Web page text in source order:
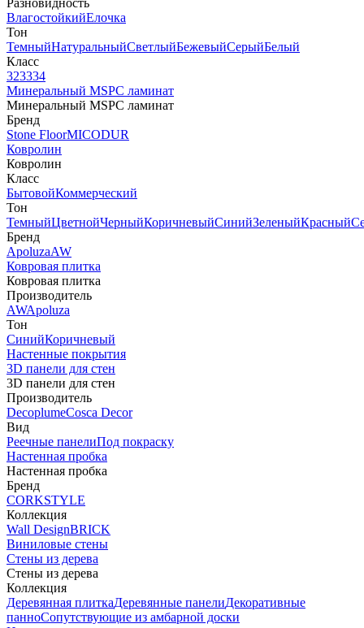
Разновидность
ВлагостойкийЕлочка
Тон
ТемныйНатуральныйСветлыйБежевыйСерыйБелый
Класс
323334
Минеральный MSPC ламинат
Минеральный MSPC ламинат
Бренд
Stone FloorMICODUR
Ковролин
Ковролин
Класс
БытовойКоммерческий
Тон
ТемныйЦветнойЧерныйКоричневыйСинийЗеленыйКрасный
Бренд
ApoluzaAW
Ковровая плитка
Ковровая плитка
Производитель
AWApoluza
Тон
СинийКоричневый
Настенные покрытия
3D панели для стен
3D панели для стен
Производитель
DecoplumeCosca Decor
Вид
Реечные панелиПод покраску
Настенная пробка
Настенная пробка
Бренд
CORKSTYLE
Коллекция
Wall DesignBRICK
Виниловые стены
Стены из дерева
Стены из дерева
Коллекция
Деревянная плиткаДеревянные панелиДекоративные
панноСопутствующие из амбарной доски